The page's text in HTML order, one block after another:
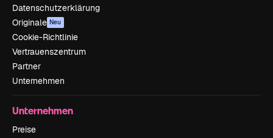
Datenschutzerklärung
Originale Neu
Cookie-Richtlinie
Vertrauenszentrum
Partner
Unternehmen
Unternehmen
Preise